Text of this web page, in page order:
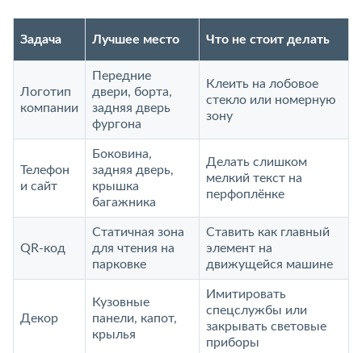
Задача Лучшее место Что не стоит делать
Логотип
компании
Передние
двери, борта,
задняя дверь
фургона
Клеить на лобовое
стекло или номерную
зону
Телефон
и сайт
Боковина,
задняя дверь,
крышка
багажника
Делать слишком
мелкий текст на
перфоплёнке
QR-код
Статичная зона
для чтения на
парковке
Ставить как главный
элемент на
движущейся машине
Декор
Кузовные
панели, капот,
крылья
Имитировать
спецслужбы или
закрывать световые
приборы